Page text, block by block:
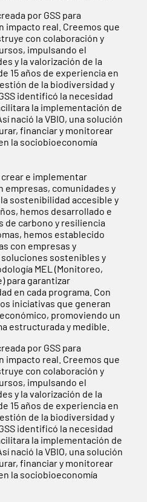
por GSS para
real. Creemos que
con colaboración y
impulsando el
y la valorización de la
15 años de experiencia en
de la biodiversidad y
identificó la necesidad
la implementación de
nació la VBIO, una solución
financiar y monitorear
la sociobioeconomía
e implementar
empresas, comunidades y
sostenibilidad accesible y
hemos desarrollado e
de carbono y resiliencia
hemos establecido
con empresas y
sostenibles y
MEL (Monitoreo,
para garantizar
en cada programa. Con
iniciativas que generan
promoviendo un
estructurada y medible.
por GSS para
real. Creemos que
con colaboración y
impulsando el
y la valorización de la
15 años de experiencia en
de la biodiversidad y
identificó la necesidad
la implementación de
nació la VBIO, una solución
financiar y monitorear
la sociobioeconomía